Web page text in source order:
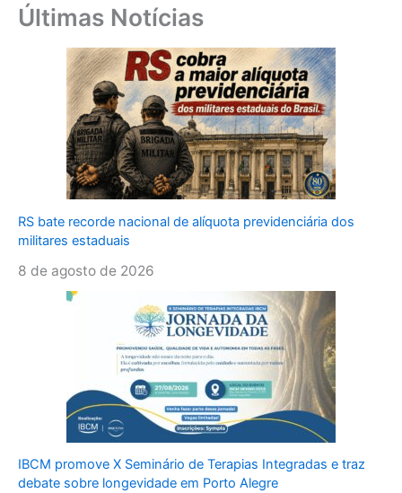
Últimas Notícias
RS bate recorde nacional de alíquota previdenciária dos
militares estaduais
8 de agosto de 2026
IBCM promove X Seminário de Terapias Integradas e traz
debate sobre longevidade em Porto Alegre